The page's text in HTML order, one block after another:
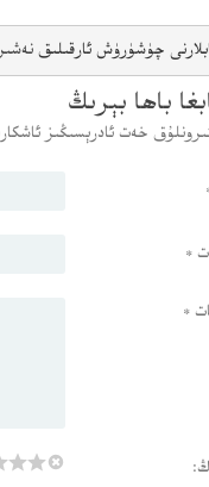
چۈشۈرۈش ئارقىلىق
باھا بېرىڭ
خەت ئادرېسىڭىز
*
*